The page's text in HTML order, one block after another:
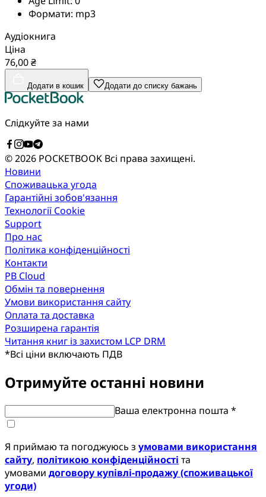
Формати: mp3
Аудіокнига
Ціна
76,00 ₴
Додати в кошик Додати до списку бажань
Слідкуйте за нами
© 2026 POCKETBOOK Всі права захищені.
Новини
Споживацька угода
Гарантійні зобов'язання
Технології Cookie
Support
Про нас
Політика конфіденційності
Контакти
PB Cloud
Обмін та повернення
Умови використання сайту
Оплата та доставка
Розширена гарантія
Читання книг із захистом LCP DRM
*Всі ціни включають ПДВ
Отримуйте останні новини
Ваша електронна пошта *
Я приймаю та погоджуюсь з умовами використання
сайту, політикою конфіденційності та
умовами договору купівлі-продажу (споживацької
угоди)